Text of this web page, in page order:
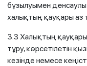
бұзылуымен
халықтың қауқары аз
3.3 Халықтың
тұру, көрсетілетін
кезінде немесе